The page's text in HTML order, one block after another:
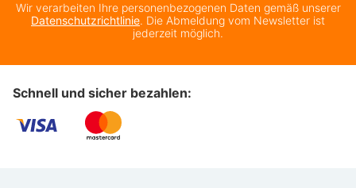
Wir verarbeiten Ihre personenbezogenen Daten gemäß unserer
Datenschutzrichtlinie. Die Abmeldung vom Newsletter ist
jederzeit möglich.
Schnell und sicher bezahlen: